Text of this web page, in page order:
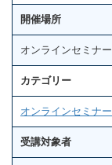
開催場所
オンラインセミナー
カテゴリー
オンラインセミナー
受講対象者